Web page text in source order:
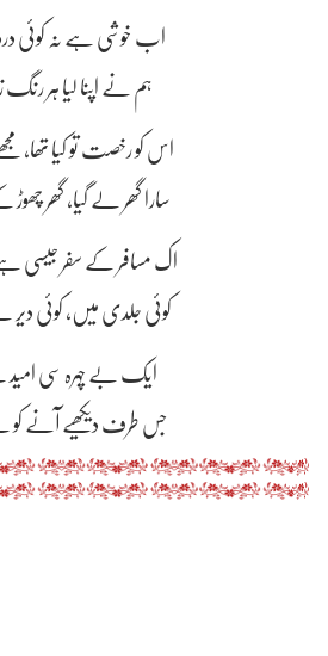
اب خوشی ہے نہ کوئی درد
ہم نے اپنا لیا ہر رنگ
اس کو رخصت تو کیا تھا،
سارا گھر لے گیا، گھر
اک مسافر کے سفر جیسی
کوئی جلدی میں، کوئی دیر
ایک بے چہرہ سی امید
جس طرف دیکھیے آنے کو